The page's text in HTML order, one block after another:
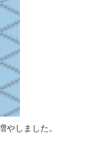
やしました。